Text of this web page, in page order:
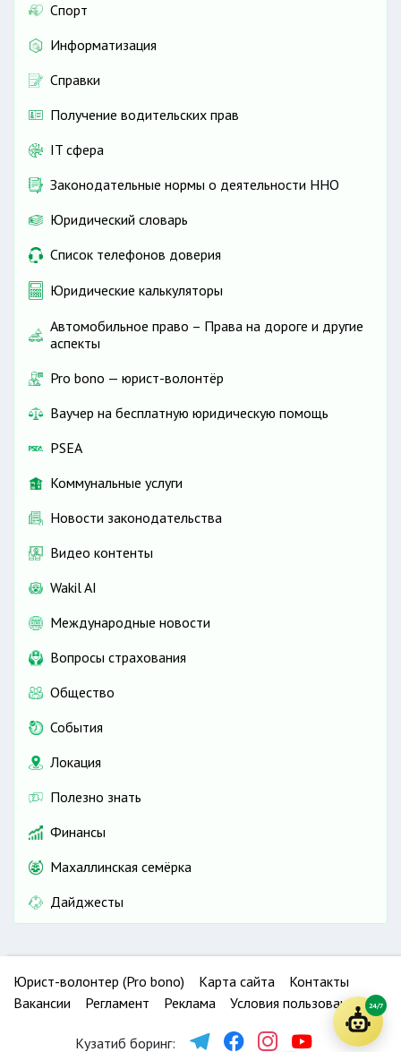
Спорт
Информатизация
Справки
Получение водительских прав
IT сфера
Законодательные нормы о деятельности ННО
Юридический словарь
Список телефонов доверия
Юридические калькуляторы
Автомобильное право – Права на дороге и другие
аспекты
Pro bono — юрист-волонтёр
Ваучер на бесплатную юридическую помощь
PSEA
Коммунальные услуги
Новости законодательства
Видео контенты
Wakil AI
Международные новости
Вопросы страхования
Общество
События
Локация
Полезно знать
Финансы
Махаллинская семёрка
Дайджесты
Юрист-волонтер (Pro bono) Карта сайта
Контакты
Вакансии
Регламент Реклама Условия пользования
Кузатиб боринг:
24/7